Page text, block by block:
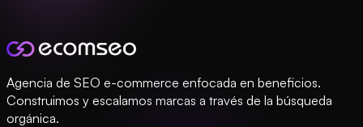
Agencia de SEO e-commerce enfocada en beneficios.
Construimos y escalamos marcas a través de la búsqueda
orgánica.